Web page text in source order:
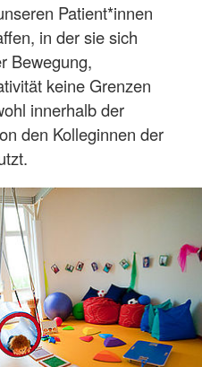
Patient*innen
in der sie sich
Bewegung,
keine Grenzen
innerhalb der
den Kolleginnen der